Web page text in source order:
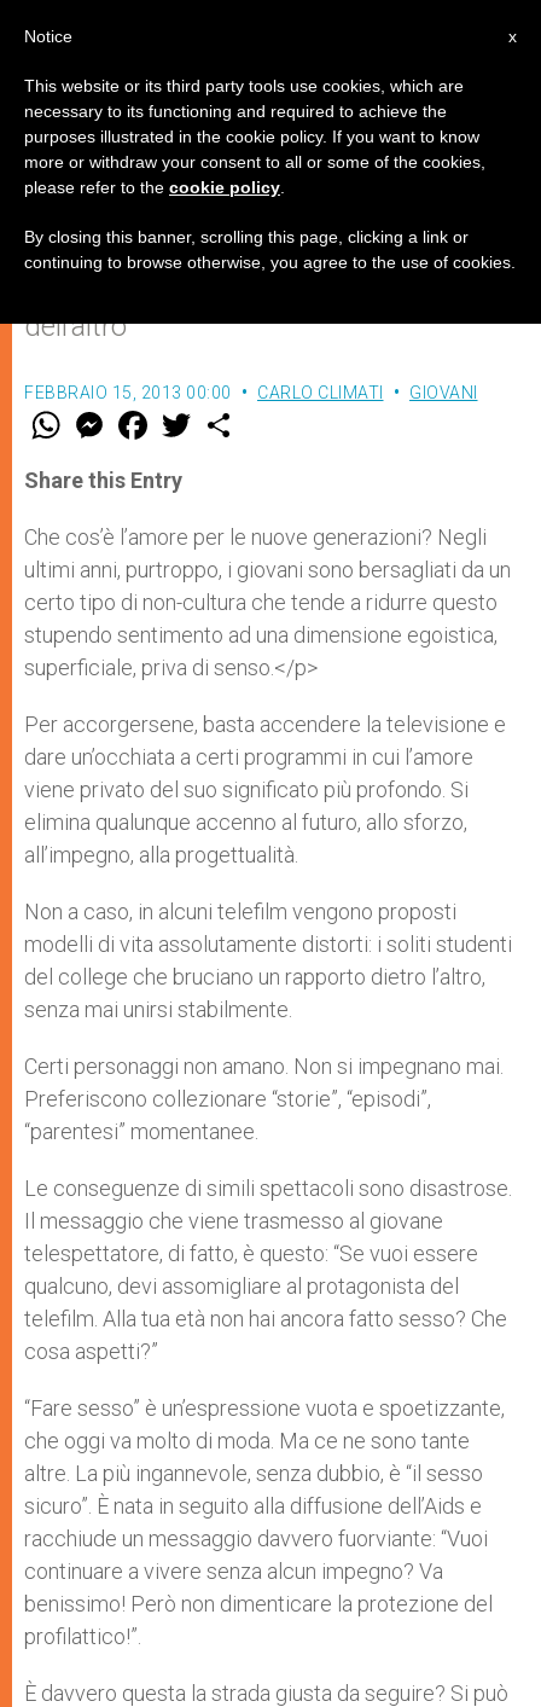
Un bisogno di autentico amore
I rapporti umani si basano sull’impegno
dell’altro
FEBBRAIO 15, 2013 00:00 CARLO CLIMATI GIOVANI
W
t
s
p
p
M
e
s
e
g
e
r
F
a
e
b
o
k
w
r
Share this Entry
Che cos’è l’amore per le nuove generazioni? Negli
ultimi anni, purtroppo, i giovani sono bersagliati da un
certo tipo di non-cultura che tende a ridurre questo
stupendo sentimento ad una dimensione egoistica,
superficiale, priva di senso.</p>
Per accorgersene, basta accendere la televisione e
dare un’occhiata a certi programmi in cui l’amore
viene privato del suo significato più profondo. Si
elimina qualunque accenno al futuro, allo sforzo,
all’impegno, alla progettualità.
Non a caso, in alcuni telefilm vengono proposti
modelli di vita assolutamente distorti: i soliti studenti
del college che bruciano un rapporto dietro l’altro,
senza mai unirsi stabilmente.
Certi personaggi non amano. Non si impegnano mai.
Preferiscono collezionare “storie”, “episodi”,
“parentesi” momentanee.
Le conseguenze di simili spettacoli sono disastrose.
Il messaggio che viene trasmesso al giovane
telespettatore, di fatto, è questo: “Se vuoi essere
qualcuno, devi assomigliare al protagonista del
telefilm. Alla tua età non hai ancora fatto sesso? Che
cosa aspetti?”
“Fare sesso” è un’espressione vuota e spoetizzante,
che oggi va molto di moda. Ma ce ne sono tante
altre. La più ingannevole, senza dubbio, è “il sesso
sicuro”. È nata in seguito alla diffusione dell’Aids e
racchiude un messaggio davvero fuorviante: “Vuoi
continuare a vivere senza alcun impegno? Va
benissimo! Però non dimenticare la protezione del
profilattico!”.
È davvero questa la strada giusta da seguire? Si può
x
Notice
This website or its third party tools use cookies, which are
necessary to its functioning and required to achieve the
purposes illustrated in the cookie policy. If you want to know
more or withdraw your consent to all or some of the cookies,
please refer to the cookie policy
By closing this banner, scrolling this page, clicking a link or
continuing to browse otherwise, you agree to the use of cookies.